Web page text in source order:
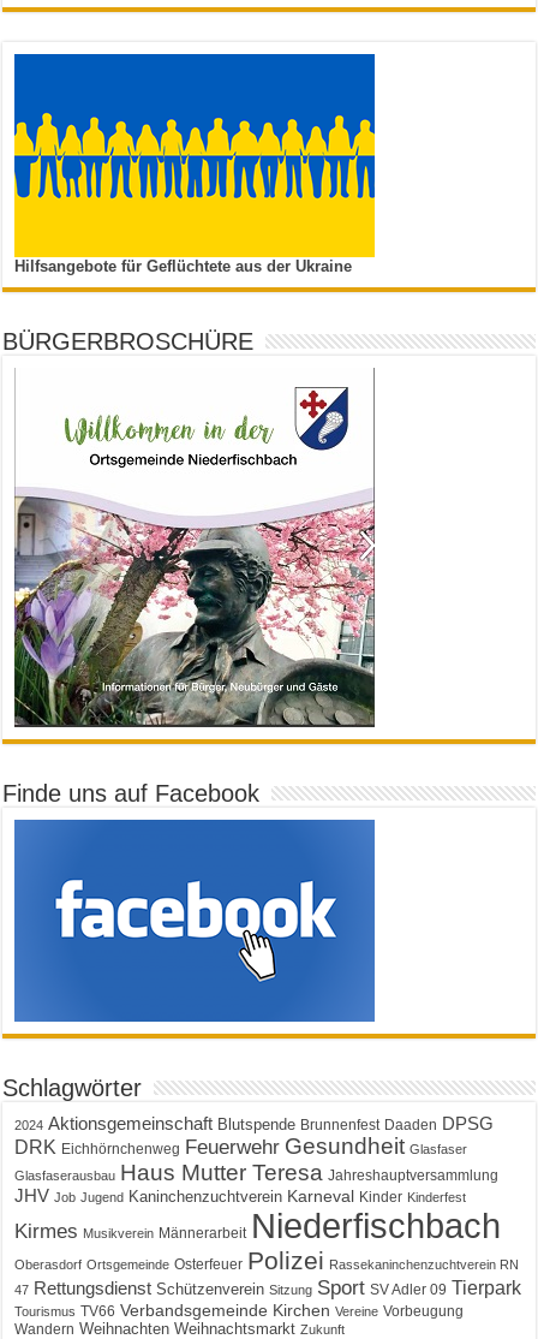
Hilfsangebote für Geflüchtete aus der Ukraine
BÜRGERBROSCHÜRE
Finde uns auf Facebook
Schlagwörter
2024 Aktionsgemeinschaft Blutspende Brunnenfest Daaden DPSG
DRK Eichhörnchenweg Feuerwehr Gesundheit Glasfaser
Glasfaserausbau Haus Mutter Teresa Jahreshauptversammlung
JHV Job Jugend Kaninchenzuchtverein Karneval Kinder Kinderfest
Kirmes Musikverein Männerarbeit Niederfischbach
Oberasdorf Ortsgemeinde Osterfeuer Polizei Rassekaninchenzuchtverein RN
47 Rettungsdienst Schützenverein Sitzung Sport SV Adler 09 Tierpark
Tourismus TV66 Verbandsgemeinde Kirchen Vereine Vorbeugung
Wandern Weihnachten Weihnachtsmarkt Zukunft